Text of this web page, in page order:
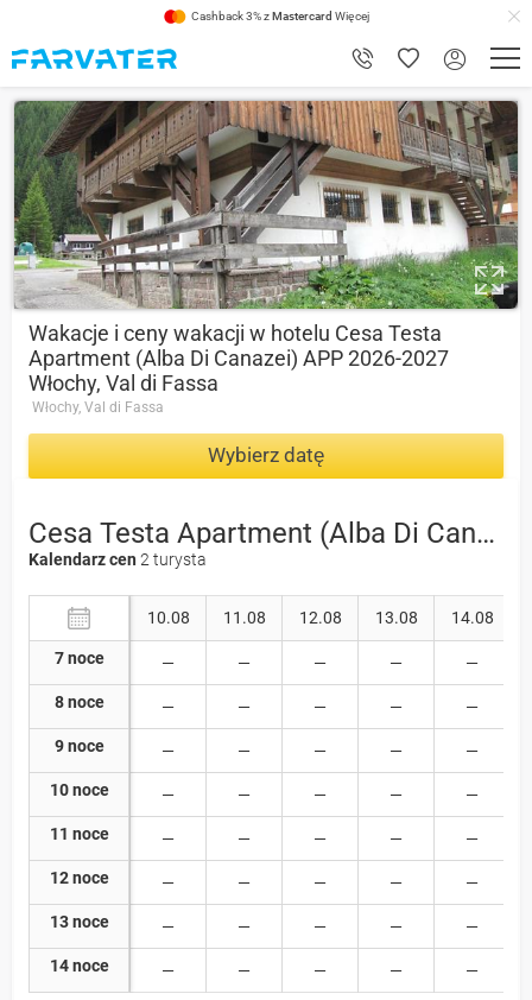
Cashback 3% zMastercard Więcej
1
Wakacje i ceny wakacji w hotelu Cesa Testa
Apartment (Alba Di Canazei) APP 2026-2027
Włochy, Val di Fassa
Włochy, Val di Fassa
Wybierz datę
Cesa Testa Apartment (Alba Di Canazei) APP
Kalendarz cen 2 turysta
7 noce
8 noce
9 noce
10 noce
11 noce
12 noce
13 noce
14 noce
10.08 11.08 12.08 13.08 14.08